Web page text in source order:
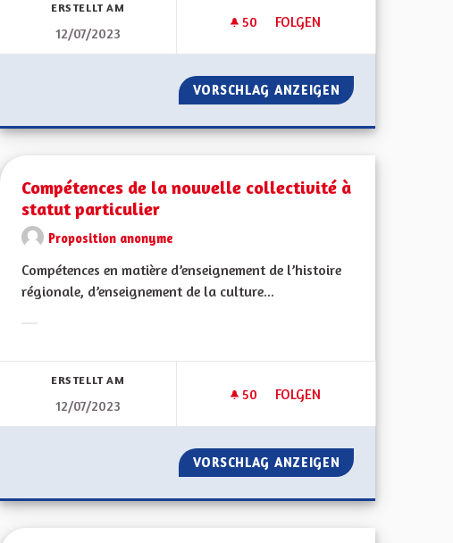
POUR RESTAURER L’ATTRACTIVITÉ DE L’ALSACE
GRAND EST POUR RESTAURER L’ATTRACTIVITÉ DE L’ALSACE
ERSTELLT AM
12/07/2023
50 50 FOLLOWER
FOLGEN
REDEVENIR UNE RÉGION
VORSCHLAG ANZEIGEN REDEVENIR
PÔLE MÉTROPOLITAIN D'ALSACE ET CONTINUITÉ DES LIAISONS FERROVIAIRES
D'ALSACE ET CONTINUITÉ DES LIAISONS FERROVIAIRES
Compétences de la nouvelle collectivité à
statut particulier
Proposition anonyme
Compétences en matière d’enseignement de l’histoire
régionale, d’enseignement de la culture...
ERSTELLT AM
12/07/2023
50 50 FOLLOWER
FOLGEN
COMPÉTENCES DE LA
VORSCHLAG ANZEIGEN COMPÉTENCES